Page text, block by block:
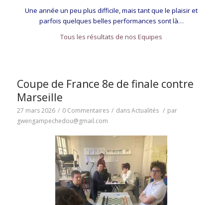
Une année un peu plus difficile, mais tant que le plaisir et
parfois quelques belles performances sont là…
Tous les résultats de nos Equipes
Coupe de France 8e de finale contre
Marseille
27 mars 2026 / 0 Commentaires / dansActualités / par
gwengampechedou@gmail.com